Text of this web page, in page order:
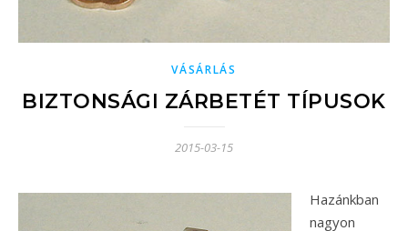
VÁSÁRLÁS
BIZTONSÁGI ZÁRBETÉT TÍPUSOK
2015-03-15
Hazánkban
nagyon